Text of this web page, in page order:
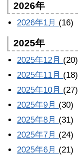
2026年
2026年1月 (16)
2025年
2025年12月 (20)
2025年11月 (18)
2025年10月 (27)
2025年9月 (30)
2025年8月 (31)
2025年7月 (24)
2025年6月 (21)